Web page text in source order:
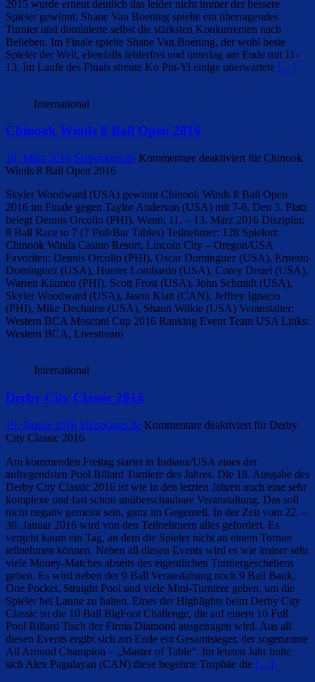
2015 wurde erneut deutlich das leider nicht immer der bessere
Spieler gewinnt. Shane Van Boening spielte ein überragendes
Turnier und dominierte selbst die stärksten Konkurrenten nach
Belieben. Im Finale spielte Shane Van Boening, der wohl beste
Spieler der Welt, ebenfalls fehlerfrei und unterlag am Ende mit 11-
13. Im Laufe des Finals streute Ko Pin-Yi einige unerwartete […]
International
Chinook Winds 8 Ball Open 2016
10. März 2016 Sixpockets.de Kommentare deaktiviert für Chinook
Winds 8 Ball Open 2016
Skyler Woodward (USA) gewinnt Chinook Winds 8 Ball Open
2016 im Finale gegen Taylor Anderson (USA) mit 7-6. Den 3. Platz
belegt Dennis Orcollo (PHI). Wann: 11. – 13. März 2016 Disziplin:
8 Ball Race to 7 (7 Fuß/Bar Tables) Teilnehmer: 128 Spielort:
Chinook Winds Casino Resort, Lincoln City – Oregon/USA
Favoriten: Dennis Orcollo (PHI), Oscar Dominguez (USA), Ernesto
Dominguez (USA), Hunter Lombardo (USA), Corey Deuel (USA),
Warren Kiamco (PHI), Scott Frost (USA), John Schmidt (USA),
Skyler Woodward (USA), Jason Klatt (CAN), Jeffrey Ignacio
(PHI), Mike Dechaine (USA), Shaun Wilkie (USA) Veranstalter:
Western BCA Mosconi Cup 2016 Ranking Event Team USA Links:
Western BCA, Livestream
International
Derby City Classic 2016
19. Januar 2016 Sixpockets.de Kommentare deaktiviert für Derby
City Classic 2016
Am kommenden Freitag startet in Indiana/USA eines der
aufregendsten Pool Billard Turniere des Jahres. Die 18. Ausgabe des
Derby City Classic 2016 ist wie in den letzten Jahren auch eine sehr
komplexe und fast schon unüberschaubare Veranstaltung. Das soll
nicht negativ gemeint sein, ganz im Gegenteil. In der Zeit vom 22. –
30. Januar 2016 wird von den Teilnehmern alles gefordert. Es
vergeht kaum ein Tag, an dem die Spieler nicht an einem Turnier
teilnehmen können. Neben all diesen Events wird es wie immer sehr
viele Money-Matches abseits des eigentlichen Turniergeschehens
geben. Es wird neben der 9 Ball Veranstaltung noch 9 Ball Bank,
One Pocket, Straight Pool und viele Mini-Turniere geben, um die
Spieler bei Laune zu halten. Eines der Highlights beim Derby City
Classic ist die 10 Ball BigFoot Challenge, die auf einem 10 Fuß
Pool Billard Tisch der Firma Diamond ausgetragen wird. Aus all
diesen Events ergibt sich am Ende ein Gesamtsieger, der sogenannte
All Around Champion – „Master of Table“. Im letzten Jahr holte
sich Alex Pagulayan (CAN) diese begehrte Trophäe die […]